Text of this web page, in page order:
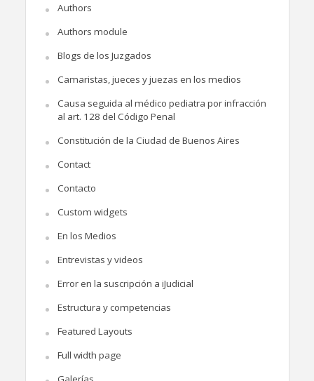
Authors
Authors module
Blogs de los Juzgados
Camaristas, jueces y juezas en los medios
Causa seguida al médico pediatra por infracción
al art. 128 del Código Penal
Constitución de la Ciudad de Buenos Aires
Contact
Contacto
Custom widgets
En los Medios
Entrevistas y videos
Error en la suscripción a iJudicial
Estructura y competencias
Featured Layouts
Full width page